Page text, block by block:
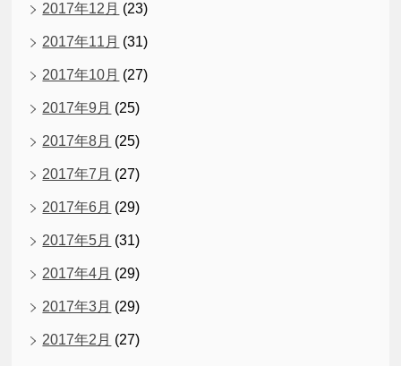
2017年12月 (23)
2017年11月 (31)
2017年10月 (27)
2017年9月 (25)
2017年8月 (25)
2017年7月 (27)
2017年6月 (29)
2017年5月 (31)
2017年4月 (29)
2017年3月 (29)
2017年2月 (27)